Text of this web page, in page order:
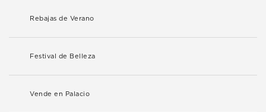
Rebajas de Verano
Festival de Belleza
Vende en Palacio